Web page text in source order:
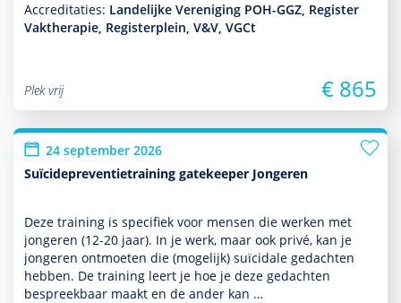
Accreditaties: Landelijke Vereniging POH-GGZ, Register
Vaktherapie, Registerplein, V&V, VGCt
Plek vrij € 865
24 september 2026
Suïcidepreventietraining gatekeeper Jongeren
Deze training is specifiek voor mensen die werken met
jongeren (12-20 jaar). In je werk, maar ook privé, kan je
jongeren ontmoeten die (moge­lijk) suïcidale gedachten
hebben. De training leert je hoe je deze gedachten
bespreekbaar maakt en de ander kan …